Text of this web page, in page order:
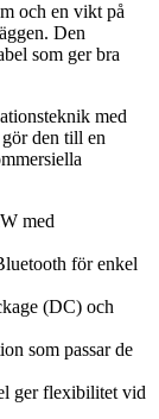
och en vikt på
Den
som ger bra
med
den till en
med
för enkel
(DC) och
som passar de
ger flexibilitet vid